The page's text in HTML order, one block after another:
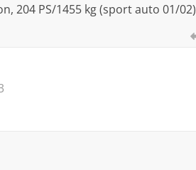
204 PS/1455 kg (sport auto 01/02)